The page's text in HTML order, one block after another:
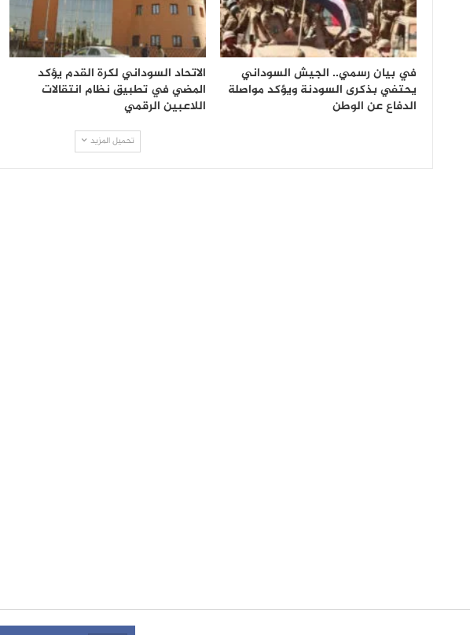
في بيان رسمي.. الجيش السوداني
يحتفي بذكرى السودنة ويؤكد مواصلة
الدفاع عن الوطن
الاتحاد السوداني لكرة القدم يؤكد
المضي في تطبيق نظام انتقالات
اللاعبين الرقمي
تحميل المزيد